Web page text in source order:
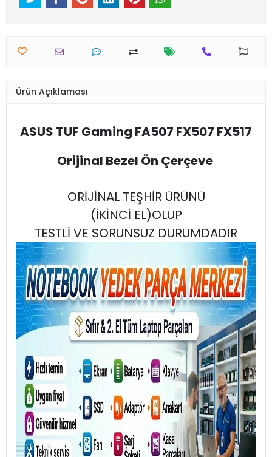
Ürün Açıklaması
ASUS TUF Gaming FA507 FX507 FX517
Orijinal Bezel Ön Çerçeve
ORİJİNAL TEŞHİR ÜRÜNÜ
(İKİNCİ EL)OLUP
TESTLİ VE SORUNSUZ DURUMDADIR